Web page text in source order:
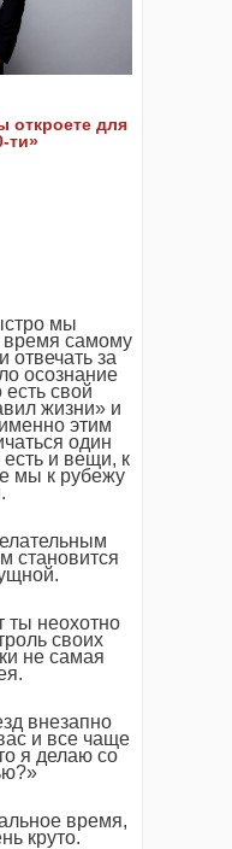
откроете для
ти»
мы
самому
отвечать за
осознание
есть свой
жизни» и
этим
один
есть и вещи, к
мы к рубежу
становится
ты неохотно
своих
не самая
внезапно
и все чаще
я делаю со
время,
круто.